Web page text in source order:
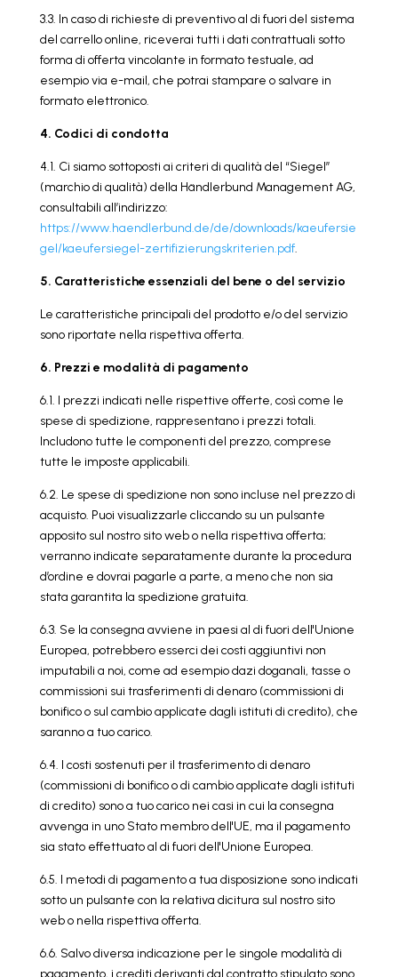
3.3. In caso di richieste di preventivo al di fuori del sistema
del carrello online, riceverai tutti i dati contrattuali sotto
forma di offerta vincolante in formato testuale, ad
esempio via e-mail, che potrai stampare o salvare in
formato elettronico.
4. Codici di condotta
4.1. Ci siamo sottoposti ai criteri di qualità del “Siegel”
(marchio di qualità) della Händlerbund Management AG,
consultabili all’indirizzo:
https://www.haendlerbund.de/de/downloads/kaeufersie
gel/kaeufersiegel-zertifizierungskriterien.pdf.
5. Caratteristiche essenziali del bene o del servizio
Le caratteristiche principali del prodotto e/o del servizio
sono riportate nella rispettiva offerta.
6. Prezzi e modalità di pagamento
6.1. I prezzi indicati nelle rispettive offerte, così come le
spese di spedizione, rappresentano i prezzi totali.
Includono tutte le componenti del prezzo, comprese
tutte le imposte applicabili.
6.2. Le spese di spedizione non sono incluse nel prezzo di
acquisto. Puoi visualizzarle cliccando su un pulsante
apposito sul nostro sito web o nella rispettiva offerta;
verranno indicate separatamente durante la procedura
d’ordine e dovrai pagarle a parte, a meno che non sia
stata garantita la spedizione gratuita.
6.3. Se la consegna avviene in paesi al di fuori dell'Unione
Europea, potrebbero esserci dei costi aggiuntivi non
imputabili a noi, come ad esempio dazi doganali, tasse o
commissioni sui trasferimenti di denaro (commissioni di
bonifico o sul cambio applicate dagli istituti di credito), che
saranno a tuo carico.
6.4. I costi sostenuti per il trasferimento di denaro
(commissioni di bonifico o di cambio applicate dagli istituti
di credito) sono a tuo carico nei casi in cui la consegna
avvenga in uno Stato membro dell'UE, ma il pagamento
sia stato effettuato al di fuori dell'Unione Europea.
6.5. I metodi di pagamento a tua disposizione sono indicati
sotto un pulsante con la relativa dicitura sul nostro sito
web o nella rispettiva offerta.
6.6. Salvo diversa indicazione per le singole modalità di